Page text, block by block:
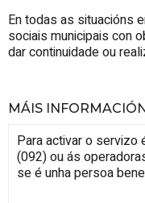
En todas as situacións
sociais municipais con
dar continuidade ou
MÁIS
Para activar o servizo
(092) ou ás
se é unha persoa